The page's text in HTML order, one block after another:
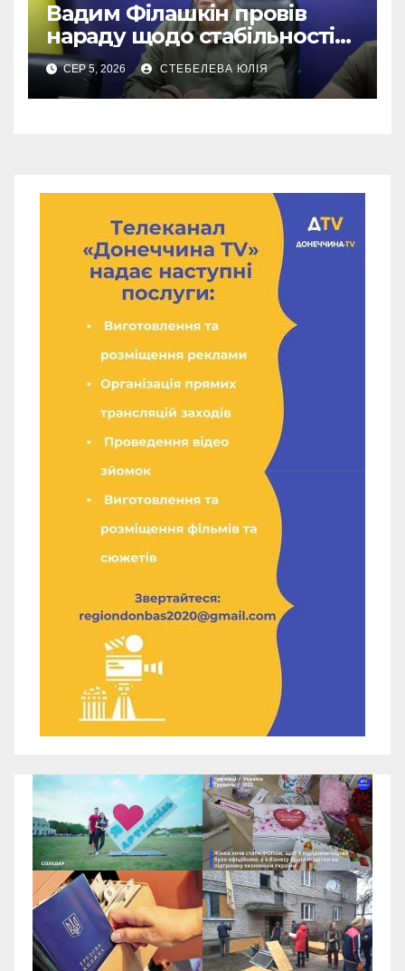
Вадим Філашкін провів
нараду щодо стабільності
мобільного зв’язку
СЕР 5, 2026 СТЕБЕЛЕВА ЮЛІЯ